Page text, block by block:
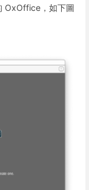
OxOffice，如下圖